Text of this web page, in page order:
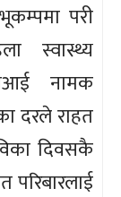
परी
स्वास्थ्य
नामक
दरले राहत
दिवसकै
परिबारलाई